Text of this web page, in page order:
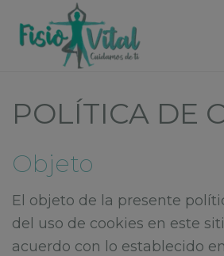
POLÍTICA DE
Objeto
El objeto de la presente
del uso de cookies en este
acuerdo con lo establecido